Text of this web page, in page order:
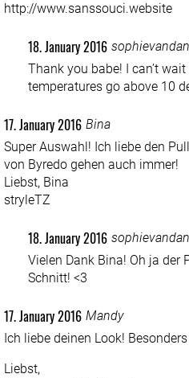
http://www.sanssouci.website
18. January 2016
Thank you babe! I can’t
temperatures go above 10
Bina
17. January 2016
Super Auswahl! Ich liebe den
von Byredo gehen auch immer!
Liebst, Bina
stryleTZ
18. January 2016
Vielen Dank Bina! Oh ja der
Schnitt! <3
Mandy
17. January 2016
Ich liebe deinen Look!
Liebst,